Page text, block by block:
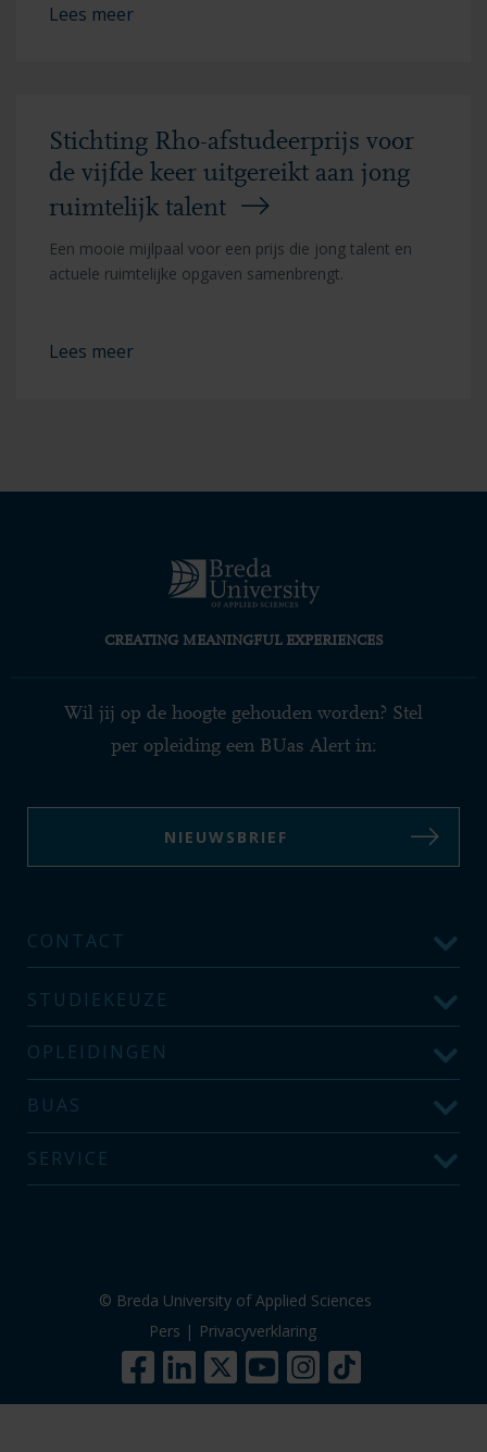
Lees meer
Stichting Rho-afstudeerprijs voor
de vijfde keer uitgereikt aan jong
ruimtelijk talent
Een mooie mijlpaal voor een prijs die jong talent en
actuele ruimtelijke opgaven samenbrengt.
Lees meer
CREATING MEANINGFUL EXPERIENCES
Wil jij op de hoogte gehouden worden? Stel
per opleiding een BUas Alert in:
NIEUWSBRIEF
CONTACT
STUDIEKEUZE
OPLEIDINGEN
BUAS
SERVICE
© Breda University of Applied Sciences
Pers | Privacyverklaring